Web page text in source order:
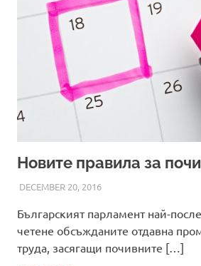
Новите правила за
DECEMBER 20, 2016ADMIN
Българският парламент най-
четене обсъжданите отдавна
труда, засягащи почивните […]